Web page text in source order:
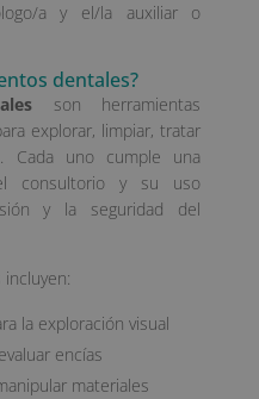
a y el/la auxiliar o
dentales?
son herramientas
explorar, limpiar, tratar
Cada uno cumple una
consultorio y su uso
y la seguridad del
la exploración visual
encías
materiales